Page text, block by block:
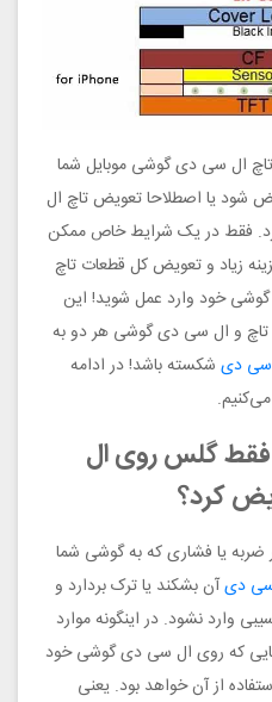
تاچ ال سی دی گوشی موبایل شما
شود یا اصطلاحا تعویض تاچ ال
فقط در یک شرایط خاص ممکن
زیاد و تعویض کل قطعات تاچ
خود وارد عمل شوید! این
تاچ و ال سی دی گوشی هر دو به
دی شکسته باشد! در ادامه
فقط گلس روی ال
کرد؟
یا فشاری که به گوشی شما
دیآن بشکند یا ترک بردارد و
وارد نشود. در اینگونه موارد
که روی ال سی دی گوشی خود
از آن خواهد بود. یعنی